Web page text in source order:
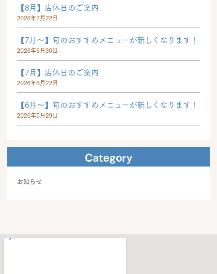
【8月】店休日のご案内
2026年7月22日
【7月～】旬のおすすめメニューが新しくなります！
2026年6月30日
【7月】店休日のご案内
2026年6月22日
【6月～】旬のおすすめメニューが新しくなります！
2026年5月29日
Category
お知らせ